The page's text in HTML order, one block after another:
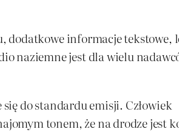
dodatkowe informacje tekstowe,
naziemne jest dla wielu
do standardu emisji. Człowiek
tonem, że na drodze jest